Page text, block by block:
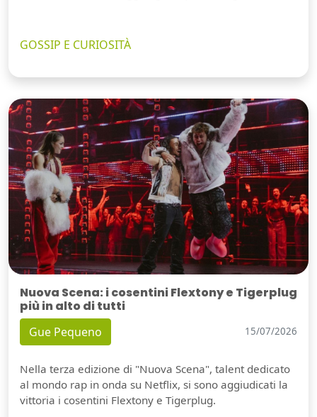
GOSSIP E CURIOSITÀ
Nuova Scena: i cosentini Flextony e Tigerplug
più in alto di tutti
Gue Pequeno 15/07/2026
Nella terza edizione di "Nuova Scena", talent dedicato
al mondo rap in onda su Netflix, si sono aggiudicati la
vittoria i cosentini Flextony e Tigerplug.